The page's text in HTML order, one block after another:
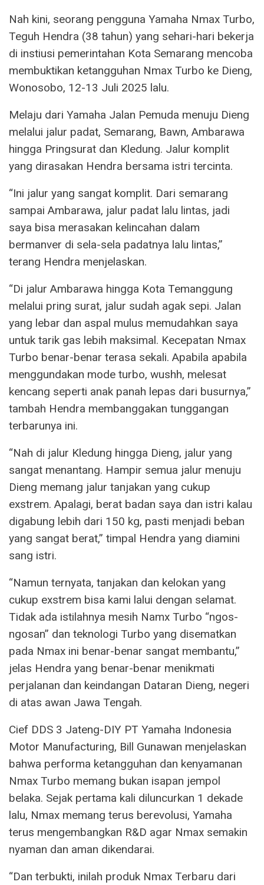
Nah kini, seorang pengguna Yamaha Nmax Turbo,
Teguh Hendra (38 tahun) yang sehari-hari bekerja
di instiusi pemerintahan Kota Semarang mencoba
membuktikan ketangguhan Nmax Turbo ke Dieng,
Wonosobo, 12-13 Juli 2025 lalu.
Melaju dari Yamaha Jalan Pemuda menuju Dieng
melalui jalur padat, Semarang, Bawn, Ambarawa
hingga Pringsurat dan Kledung. Jalur komplit
yang dirasakan Hendra bersama istri tercinta.
“Ini jalur yang sangat komplit. Dari semarang
sampai Ambarawa, jalur padat lalu lintas, jadi
saya bisa merasakan kelincahan dalam
bermanver di sela-sela padatnya lalu lintas,”
terang Hendra menjelaskan.
“Di jalur Ambarawa hingga Kota Temanggung
melalui pring surat, jalur sudah agak sepi. Jalan
yang lebar dan aspal mulus memudahkan saya
untuk tarik gas lebih maksimal. Kecepatan Nmax
Turbo benar-benar terasa sekali. Apabila apabila
menggundakan mode turbo, wushh, melesat
kencang seperti anak panah lepas dari busurnya,”
tambah Hendra membanggakan tunggangan
terbarunya ini.
“Nah di jalur Kledung hingga Dieng, jalur yang
sangat menantang. Hampir semua jalur menuju
Dieng memang jalur tanjakan yang cukup
exstrem. Apalagi, berat badan saya dan istri kalau
digabung lebih dari 150 kg, pasti menjadi beban
yang sangat berat,” timpal Hendra yang diamini
sang istri.
“Namun ternyata, tanjakan dan kelokan yang
cukup exstrem bisa kami lalui dengan selamat.
Tidak ada istilahnya mesih Namx Turbo “ngos-
ngosan” dan teknologi Turbo yang disematkan
pada Nmax ini benar-benar sangat membantu,”
jelas Hendra yang benar-benar menikmati
perjalanan dan keindangan Dataran Dieng, negeri
di atas awan Jawa Tengah.
Cief DDS 3 Jateng-DIY PT Yamaha Indonesia
Motor Manufacturing, Bill Gunawan menjelaskan
bahwa performa ketangguhan dan kenyamanan
Nmax Turbo memang bukan isapan jempol
belaka. Sejak pertama kali diluncurkan 1 dekade
lalu, Nmax memang terus berevolusi, Yamaha
terus mengembangkan R&D agar Nmax semakin
nyaman dan aman dikendarai.
“Dan terbukti, inilah produk Nmax Terbaru dari